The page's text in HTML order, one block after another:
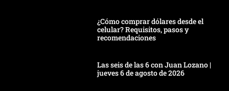
¿Cómo comprar dólares desde el
celular? Requisitos, pasos y
recomendaciones
Las seis de las 6 con Juan Lozano |
jueves 6 de agosto de 2026